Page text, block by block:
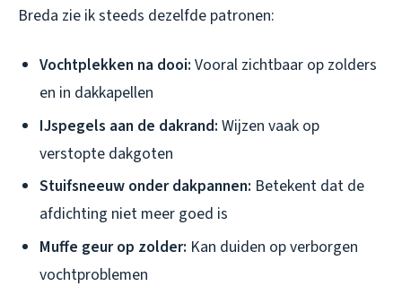
Breda zie ik steeds dezelfde patronen:
Vochtplekken na dooi: Vooral zichtbaar op zolders
en in dakkapellen
IJspegels aan de dakrand: Wijzen vaak op
verstopte dakgoten
Stuifsneeuw onder dakpannen: Betekent dat de
afdichting niet meer goed is
Muffe geur op zolder: Kan duiden op verborgen
vochtproblemen